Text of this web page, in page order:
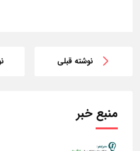
نوشته قبلی
منبع خبر